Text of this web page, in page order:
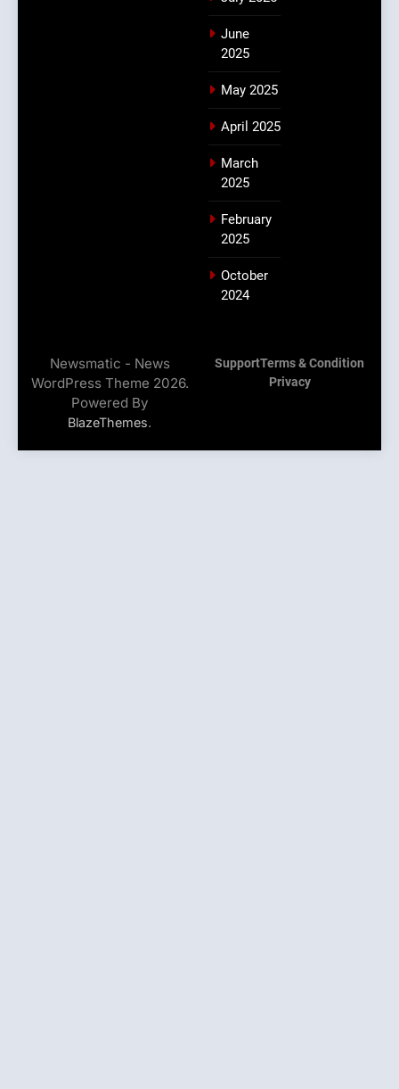
June
2025
May 2025
April 2025
March
2025
February
2025
October
2024
Newsmatic - News
WordPress Theme 2026.
Powered By
BlazeThemes.
SupportTerms & Condition
Privacy